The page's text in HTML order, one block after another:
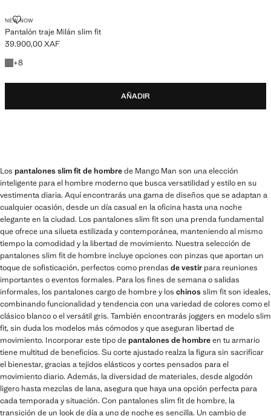
NEW NOW
Pantalón traje Milán slim fit
PANTALÓN TRAJE MILÁN SLIM FIT
Precio actual [39.900,00 XAF ]
39.900,00 XAF
+8
+8 colores
AÑADIR
Los pantalones slim fit de hombrede Mango Man son una elección
inteligente para el hombre moderno que busca versatilidad y estilo en su
vestimenta diaria. Aquí encontrarás una gama de diseños que se adaptan a
cualquier ocasión, desde un día casual en la oficina hasta una noche
elegante en la ciudad. Los pantalones slim fit son una prenda fundamental
que ofrece una silueta estilizada y contemporánea, manteniendo al mismo
tiempo la comodidad y la libertad de movimiento. Nuestra selección de
pantalones slim fit de hombre incluye opciones con pinzas que aportan un
toque de sofisticación, perfectos como prendas de vestir para reuniones
importantes o eventos formales. Para los fines de semana o salidas
informales, los pantalones cargo de hombre y los chinosslim fit son ideales,
combinando funcionalidad y tendencia con una variedad de colores como el
clásico blanco o el versátil gris. También encontrarás joggers en modelo slim
fit, sin duda los modelos más cómodos y que aseguran libertad de
movimiento. Incorporar este tipo depantalones de hombreen tu armario
tiene multitud de beneficios. Su corte ajustado realza la figura sin sacrificar
el bienestar, gracias a tejidos elásticos y cortes pensados para el
movimiento diario. Además, la diversidad de materiales, desde algodón
ligero hasta mezclas de lana, asegura que haya una opción perfecta para
cada temporada y situación. Con pantalones slim fit de hombre, la
transición de un look de día a uno de noche es sencilla. Un cambio de